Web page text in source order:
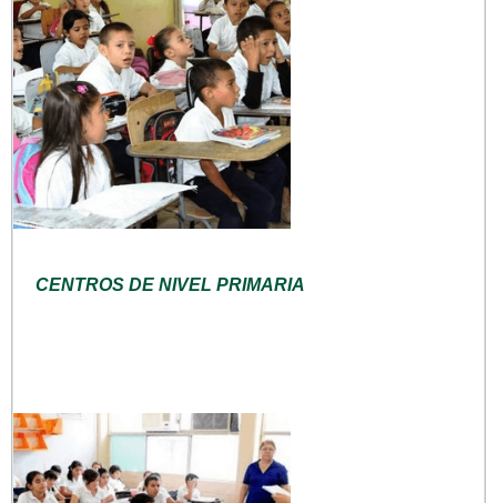
CENTROS DE NIVEL PRIMARIA